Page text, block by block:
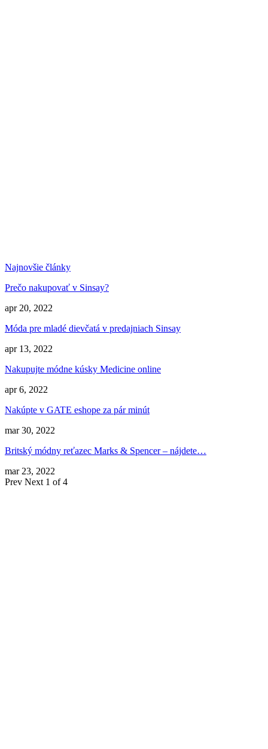
Najnovšie články
Prečo nakupovať v Sinsay?
apr 20, 2022
Móda pre mladé dievčatá v predajniach Sinsay
apr 13, 2022
Nakupujte módne kúsky Medicine online
apr 6, 2022
Nakúpte v GATE eshope za pár minút
mar 30, 2022
Britský módny reťazec Marks & Spencer – nájdete…
mar 23, 2022
Prev Next 1 of 4